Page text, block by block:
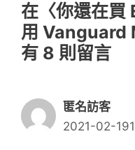
在〈你還在買
用 Vanguard
有 8 則留言
匿名訪客
2021-02-